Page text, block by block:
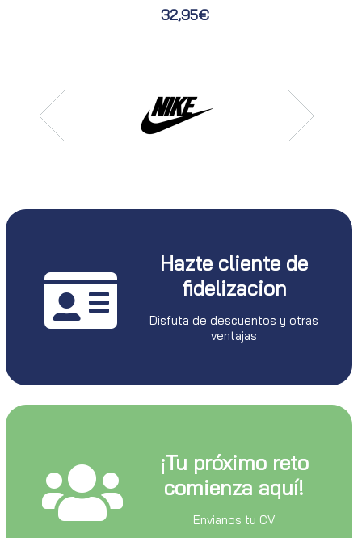
32,95€
Hazte cliente de
fidelizacion
Disfuta de descuentos y otras
ventajas
¡Tu próximo reto
comienza aquí!
Envianos tu CV